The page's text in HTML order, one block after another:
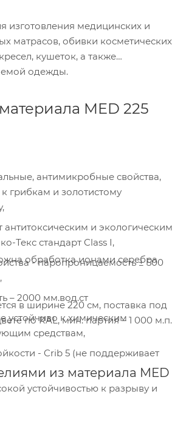
изготовления медицинских и
матрасов, обивки косметических
кушеток, а также
одежды.
MED 225
антимикробные свойства,
к грибкам и золотистому
антитоксическим и экологическим
Текс стандарт Class I,
- паропроницаемость ± 500
– 2000 мм.вод.ст
устойчиво к химическим
средствам,
- Crib 5 (не поддерживает
устойчивостью к разрыву и
обработка ионами серебра.
в ширине 220 см, поставка под
по RAL, мин. партия – 1 000 м.п.
из материала MED
Дом Технический
cookie-файлы и